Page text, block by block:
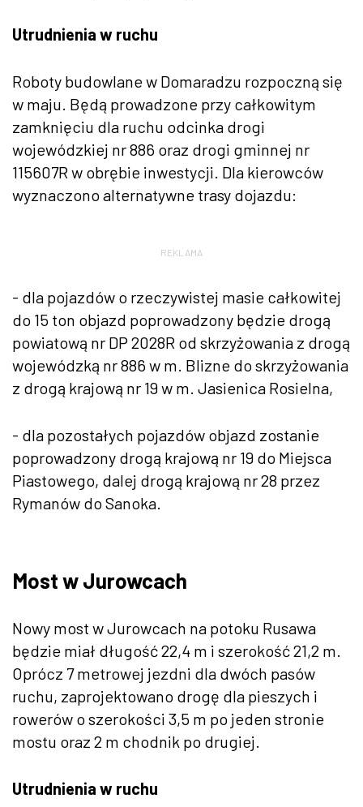
Utrudnienia w ruchu
Roboty budowlane w Domaradzu rozpoczną się
w maju. Będą prowadzone przy całkowitym
zamknięciu dla ruchu odcinka drogi
wojewódzkiej nr 886 oraz drogi gminnej nr
115607R w obrębie inwestycji. Dla kierowców
wyznaczono alternatywne trasy dojazdu:
REKLAMA
- dla pojazdów o rzeczywistej masie całkowitej
do 15 ton objazd poprowadzony będzie drogą
powiatową nr DP 2028R od skrzyżowania z drogą
wojewódzką nr 886 w m. Blizne do skrzyżowania
z drogą krajową nr 19 w m. Jasienica Rosielna,
- dla pozostałych pojazdów objazd zostanie
poprowadzony drogą krajową nr 19 do Miejsca
Piastowego, dalej drogą krajową nr 28 przez
Rymanów do Sanoka.
Most w Jurowcach
Nowy most w Jurowcach na potoku Rusawa
będzie miał długość 22,4 m i szerokość 21,2 m.
Oprócz 7 metrowej jezdni dla dwóch pasów
ruchu, zaprojektowano drogę dla pieszych i
rowerów o szerokości 3,5 m po jeden stronie
mostu oraz 2 m chodnik po drugiej.
Utrudnienia w ruchu